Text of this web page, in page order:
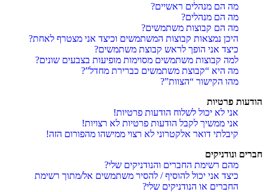
מה הם מנהלים ראשיים?
מה הם מנהלים?
מה הם קבוצות משתמשים?
היכן נמצאות קבוצות המשתמשים וכיצד אני מצטרף לאחת?
כיצד אני הופך לראש קבוצת משתמשים?
למה קבוצות משתמשים מסוימות מופיעות בצבעים שונים?
מה היא “קבוצת משתמשים כברירת מחדל”?
מהו הקישור “הצוות”?
הודעות פרטיות
אני לא יכול לשלוח הודעות פרטיות!
אני ממשיך לקבל הודעות פרטיות לא רצויות!
קיבלתי דואר אלקטרוני לא רצוי ממישהו מהפורום הזה!
חברים ונודניקים
מהם רשימת החברים והנודניקים שלי?
כיצד אני יכול להוסיף / להסיר משתמשים אל/מתוך רשימת
החברים או הנודניקים שלי?